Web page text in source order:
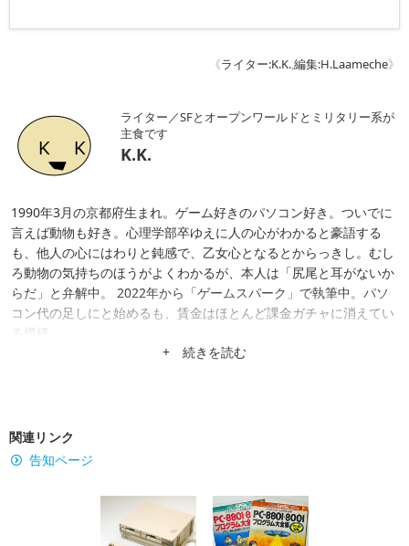
《ライター:K.K.,編集:H.Laameche》
ライター／SFとオープンワールドとミリタリー系が
主食です
K.K.
1990年3月の京都府生まれ。ゲーム好きのパソコン好き。ついでに
言えば動物も好き。心理学部卒ゆえに人の心がわかると豪語する
も、他人の心にはわりと鈍感で、乙女心となるとからっきし。むし
ろ動物の気持ちのほうがよくわかるが、本人は「尻尾と耳がないか
らだ」と弁解中。 2022年から「ゲームスパーク」で執筆中。パソ
コン代の足しにと始めるも、賃金はほとんど課金ガチャに消えてい
る模様。
+ 続きを読む
関連リンク
告知ページ